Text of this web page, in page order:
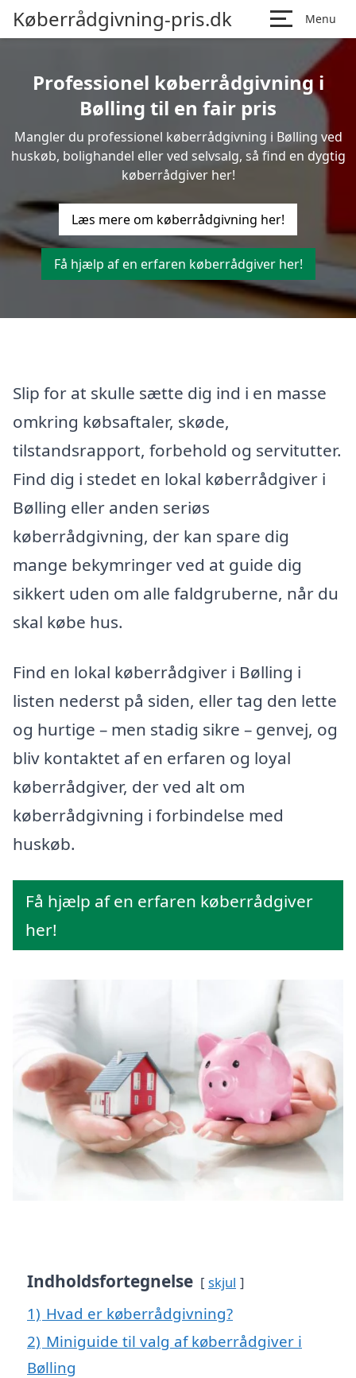
Køberrådgivning-pris.dk Menu
Professionel køberrådgivning i
Bølling til en fair pris
Mangler du professionel køberrådgivning i Bølling ved
huskøb, bolighandel eller ved selvsalg, så find en dygtig
køberrådgiver her!
Læs mere om køberrådgivning her!
Få hjælp af en erfaren køberrådgiver her!
Slip for at skulle sætte dig ind i en masse
omkring købsaftaler, skøde,
tilstandsrapport, forbehold og servitutter.
Find dig i stedet en lokal køberrådgiver i
Bølling eller anden seriøs
køberrådgivning, der kan spare dig
mange bekymringer ved at guide dig
sikkert uden om alle faldgruberne, når du
skal købe hus.
Find en lokal køberrådgiver i Bølling i
listen nederst på siden, eller tag den lette
og hurtige – men stadig sikre – genvej, og
bliv kontaktet af en erfaren og loyal
køberrådgiver, der ved alt om
køberrådgivning i forbindelse med
huskøb.
Få hjælp af en erfaren køberrådgiver
her!
Indholdsfortegnelse skjul
1) Hvad er køberrådgivning?
2) Miniguide til valg af køberrådgiver i
Bølling